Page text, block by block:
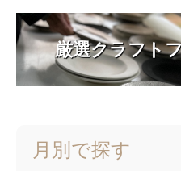
厳選クラフト
月別で探す